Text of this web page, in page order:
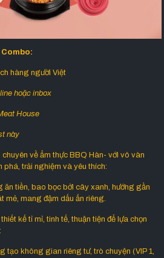
hàng người Việt
hoặc inbox
House
này
về ẩm thực BBQ Hàn- với vô vàn
phá, trải nghiệm và yêu thích:
ăn tiền, bao bọc bởi cây xanh, hướng gần
mẻ, mang đậm dấu ấn riêng.
kế tỉ mỉ, tinh tế, thuận tiện để lựa chọn
tạo không gian riêng tư, trò chuyện (VIP 1,